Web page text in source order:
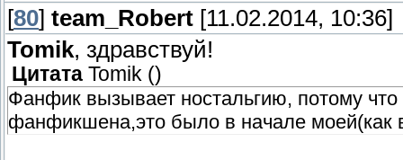
[80] team_Robert [11.02.2014, 10:36]
Tomik, здравствуй!
Цитата Tomik ()
Фанфик вызывает ностальгию, потому
фанфикшена,это было в начале моей(как